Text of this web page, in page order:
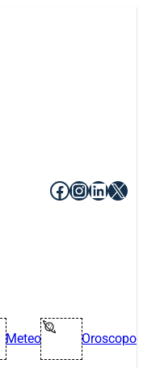
Facebook
X
Meteo Oroscopo